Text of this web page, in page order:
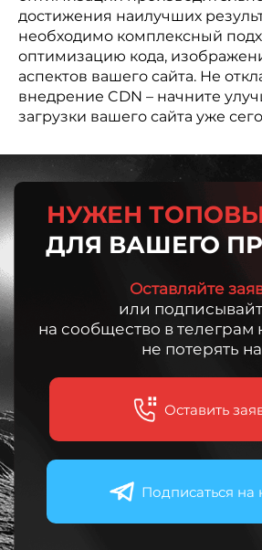
достижения наилучших
необходимо комплексный
оптимизацию кода,
аспектов вашего сайта. Не
внедрение CDN – начните
загрузки вашего сайта уже
НУЖЕН
ДЛЯ ВАШЕГО
Оставляйте
или
на сообщество в телеграм
не потерять
Оставить
Подписаться на